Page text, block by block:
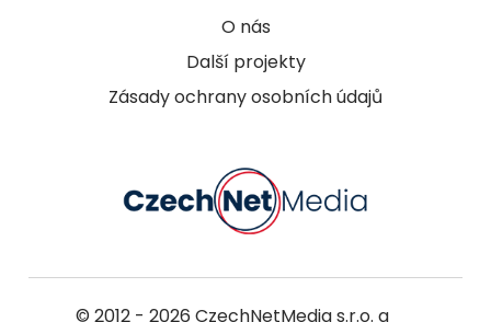
O nás
Další projekty
Zásady ochrany osobních údajů
© 2012 - 2026 CzechNetMedia s.r.o. a